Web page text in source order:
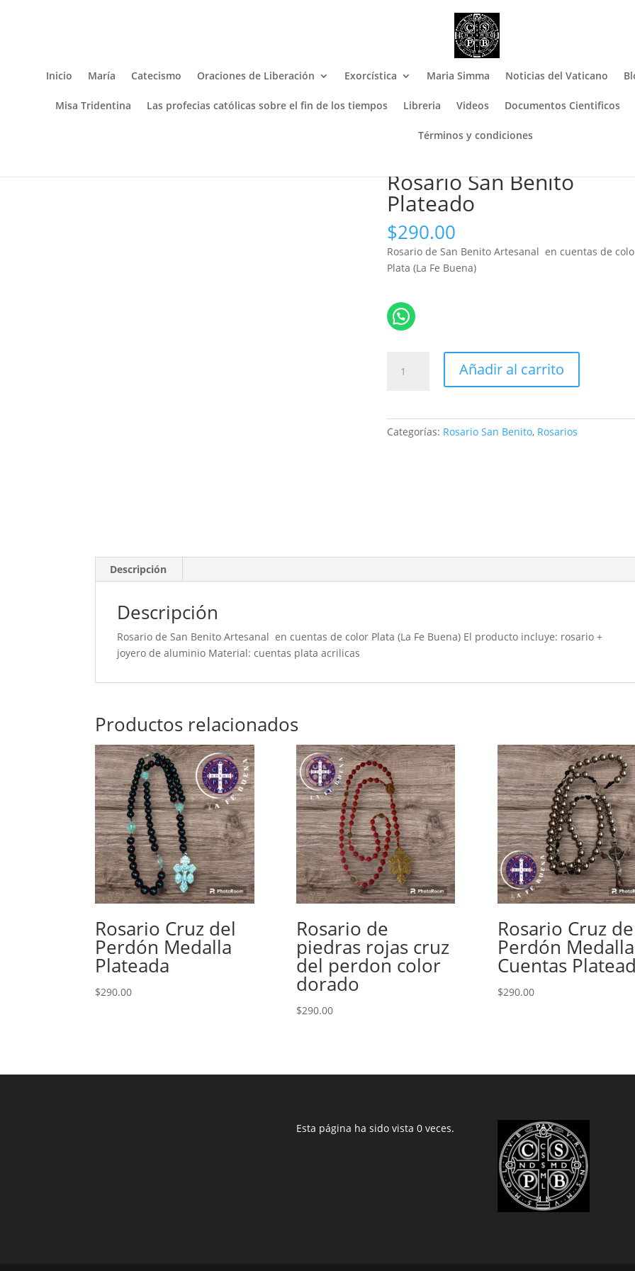
Inicio María Catecismo Oraciones de Liberación Exorcística Maria Simma Noticias del Vaticano
Misa Tridentina Las profecias católicas sobre el fin de los tiempos Libreria Videos Documentos Cientificos
Términos y condiciones
Rosario San Benito
Plateado
$290.00
Rosario de San Benito Artesanal en cuentas de
Plata (La Fe Buena)
San
cantidad
Añadir al carrito
Categorías: Rosario San Benito, Rosarios
Descripción
Descripción
Rosario de San Benito Artesanal en cuentas de color Plata (La Fe Buena) El producto incluye: rosario +
joyero de aluminio Material: cuentas plata acrilicas
Productos relacionados
Rosario Cruz del
Perdón Medalla
Plateada
$290.00
Rosario de
piedras rojas cruz
del perdon color
dorado
$290.00
Rosario Cruz
Perdón
Cuentas
$290.00
Esta página ha sido vista 0 veces.